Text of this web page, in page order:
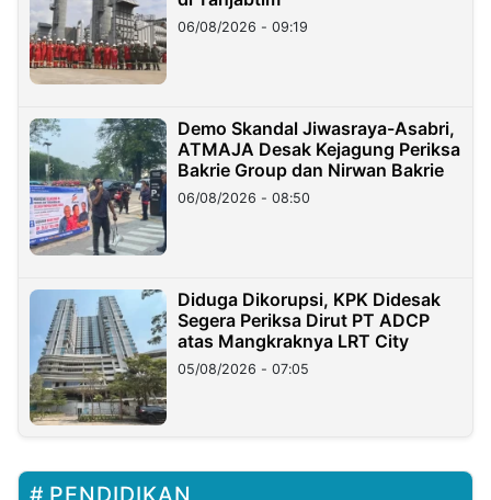
06/08/2026 - 09:19
Demo Skandal Jiwasraya-Asabri,
ATMAJA Desak Kejagung Periksa
Bakrie Group dan Nirwan Bakrie
06/08/2026 - 08:50
Diduga Dikorupsi, KPK Didesak
Segera Periksa Dirut PT ADCP
atas Mangkraknya LRT City
05/08/2026 - 07:05
PENDIDIKAN